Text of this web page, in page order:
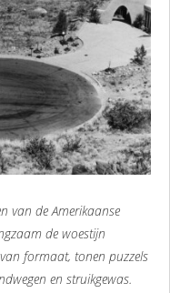
van de Amerikaanse
de woestijn
formaat, tonen puzzels
en struikgewas.